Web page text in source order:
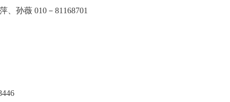
希、吴萍、孙薇 010－81168701